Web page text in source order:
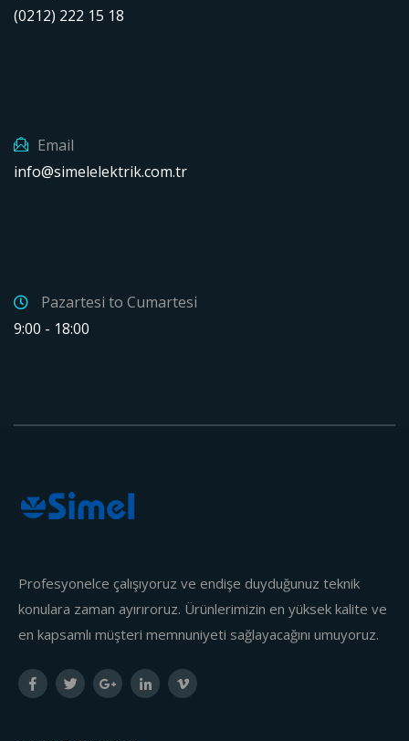
(0212) 222 15 18
Email
info@simelelektrik.com.tr
Pazartesi to Cumartesi
9:00 - 18:00
Profesyonelce çalışıyoruz ve endişe duyduğunuz teknik
konulara zaman ayırıroruz. Ürünlerimizin en yüksek kalite ve
en kapsamlı müşteri memnuniyeti sağlayacağını umuyoruz.